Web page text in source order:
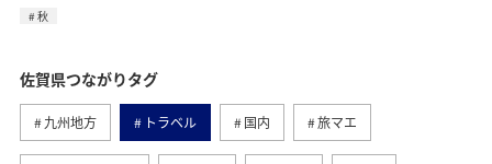
秋
佐賀県つながりタグ
九州地方 トラベル 国内 旅マエ